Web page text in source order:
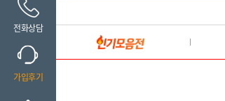
전화상담
가입후기